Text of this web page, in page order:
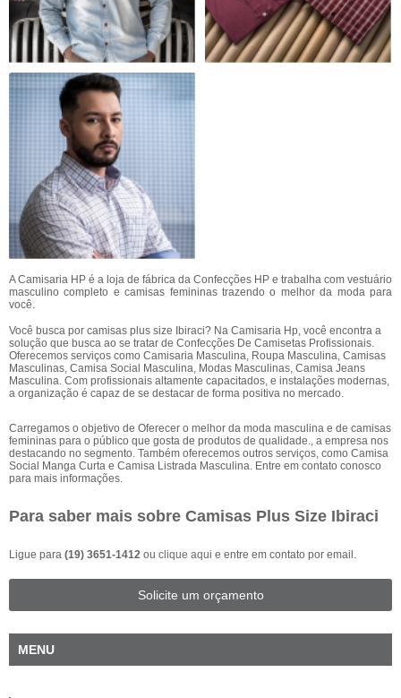
A Camisaria HP é a loja de fábrica da Confecções HP e trabalha com vestuário
masculino completo e camisas femininas trazendo o melhor da moda para
você.
Você busca por camisas plus size Ibiraci? Na Camisaria Hp, você encontra a
solução que busca ao se tratar de Confecções De Camisetas Profissionais.
Oferecemos serviços como Camisaria Masculina, Roupa Masculina, Camisas
Masculinas, Camisa Social Masculina, Modas Masculinas, Camisa Jeans
Masculina. Com profissionais altamente capacitados, e instalações modernas,
a organização é capaz de se destacar de forma positiva no mercado.
Carregamos o objetivo de Oferecer o melhor da moda masculina e de camisas
femininas para o público que gosta de produtos de qualidade., a empresa nos
destacando no segmento. Também oferecemos outros serviços, como Camisa
Social Manga Curta e Camisa Listrada Masculina. Entre em contato conosco
para mais informações.
Para saber mais sobre Camisas Plus Size Ibiraci
Ligue para (19) 3651-1412 ou clique aqui e entre em contato por email.
Solicite um orçamento
MENU